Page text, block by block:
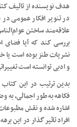
هدف نویسنده از تالیف
در تنویر افکار عمومی
علاقه‌مند ساختن
بررسی کند که آیا
نشریات طنز بوده است یا
و ادبی توانسته است
بدین ترتیب در این
فکاهه به طور اجمالی،
اشاره شده و نقش
افراد تاثیر گذار در این